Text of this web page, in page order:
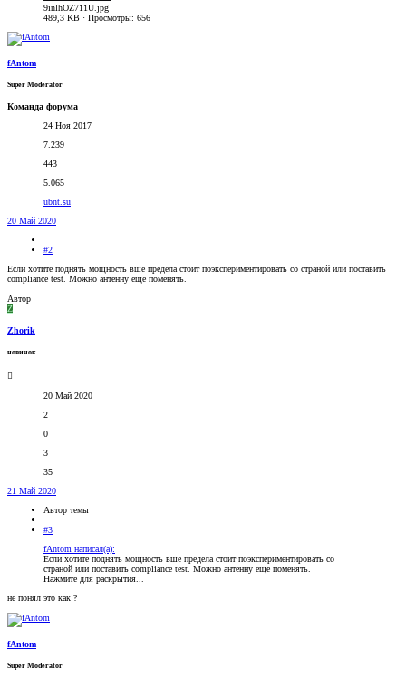
9inlhOZ711U.jpg
489,3 KB · Просмотры: 656
fAntom
Super Moderator
Команда форума
24 Ноя 2017
7.239
443
5.065
ubnt.su
20 Май 2020
#2
Если хотите поднять мощность вше предела стоит поэкспериментировать со страной или поставить
compliance test. Можно антенну еще поменять.
Автор
Z
Zhorik
новичок
20 Май 2020
2
0
3
35
21 Май 2020
Автор темы
#3
fAntom написал(а):
Если хотите поднять мощность вше предела стоит поэкспериментировать со
страной или поставить compliance test. Можно антенну еще поменять.
Нажмите для раскрытия...
не понял это как ?
fAntom
Super Moderator